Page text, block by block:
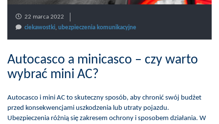
22 marca 2022
ciekawostki, ubezpieczenia komunikacyjne
Autocasco a minicasco – czy warto
wybrać mini AC?
Autocasco i mini AC to skuteczny sposób, aby chronić swój budżet
przed konsekwencjami uszkodzenia lub utraty pojazdu.
Ubezpieczenia różnią się zakresem ochrony i sposobem działania. W